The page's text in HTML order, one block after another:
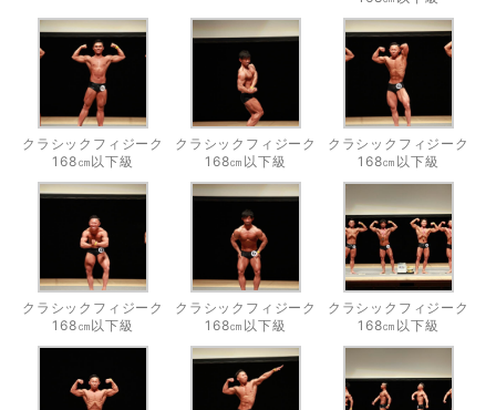
クラシックフィジーク
168㎝以下級
クラシックフィジーク
168㎝以下級
クラシックフィジーク
168㎝以下級
クラシックフィジーク
168㎝以下級
クラシックフィジーク
168㎝以下級
クラシックフィジーク
168㎝以下級